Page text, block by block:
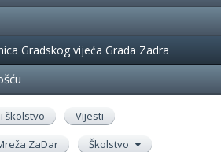
Gradskog vijeća Grada Zadra
školstvo
Vijesti
ZaDar
Školstvo